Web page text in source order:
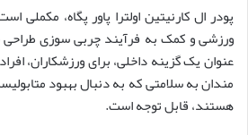
پودر ال کارنیتین اولترا پاور پگاه، مکملی
ورزشی و کمک به فرآیند چربی سوزی
عنوان یک گزینه داخلی، برای ورزشکاران،
مندان به سلامتی که به دنبال بهبود
هستند، قابل توجه است.